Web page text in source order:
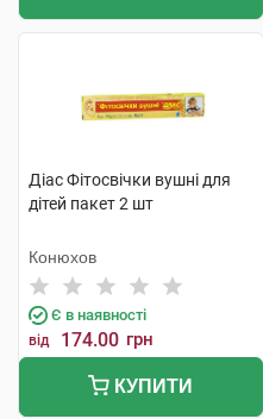
Діас Фітосвічки вушні для
дітей пакет 2 шт
Конюхов
Є в наявності
від 174.00 грн
КУПИТИ